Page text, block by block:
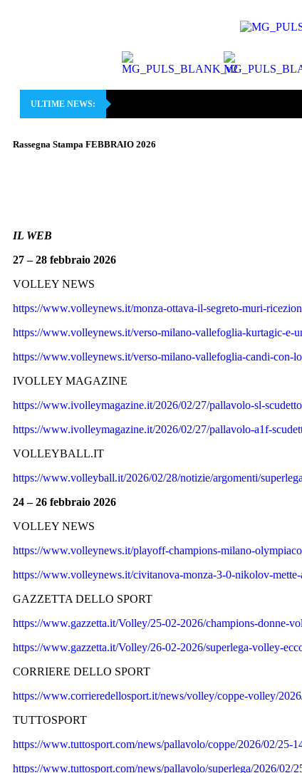
ULTIME NEWS:
Rassegna Stampa FEBBRAIO 2026
IL WEB
27 – 28 febbraio 2026
VOLLEY NEWS
https://www.volleynews.it/monza-ottava-il-segreto-muri-
https://www.volleynews.it/verso-milano-vallefoglia-kurtagic-e-
https://www.volleynews.it/verso-milano-vallefoglia-candi-con-
IVOLLEY MAGAZINE
https://www.ivolleymagazine.it/2026/02/27/pallavolo-sl-
https://www.ivolleymagazine.it/2026/02/27/pallavolo-a1f-
VOLLEYBALL.IT
https://www.volleyball.it/2026/02/28/notizie/argomenti/
24 – 26 febbraio 2026
VOLLEY NEWS
https://www.volleynews.it/playoff-champions-milano-
https://www.volleynews.it/civitanova-monza-3-0-nikolov-
GAZZETTA DELLO SPORT
https://www.gazzetta.it/Volley/25-02-2026/champions-donne-
https://www.gazzetta.it/Volley/26-02-2026/superlega-volley-
CORRIERE DELLO SPORT
https://www.corrieredellosport.it/news/volley/coppe-volley/
TUTTOSPORT
https://www.tuttosport.com/news/pallavolo/coppe/2026/02/25-
https://www.tuttosport.com/news/pallavolo/superlega/2026/